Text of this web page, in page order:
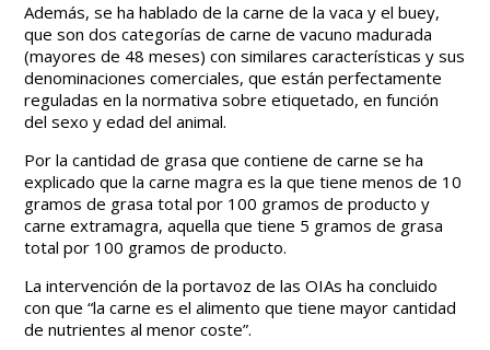
Además, se ha hablado de la carne de la vaca y el buey,
que son dos categorías de carne de vacuno madurada
(mayores de 48 meses) con similares características y sus
denominaciones comerciales, que están perfectamente
reguladas en la normativa sobre etiquetado, en función
del sexo y edad del animal.
Por la cantidad de grasa que contiene de carne se ha
explicado que la carne magra es la que tiene menos de 10
gramos de grasa total por 100 gramos de producto y
carne extramagra, aquella que tiene 5 gramos de grasa
total por 100 gramos de producto.
La intervención de la portavoz de las OIAs ha concluido
con que “la carne es el alimento que tiene mayor cantidad
de nutrientes al menor coste”.